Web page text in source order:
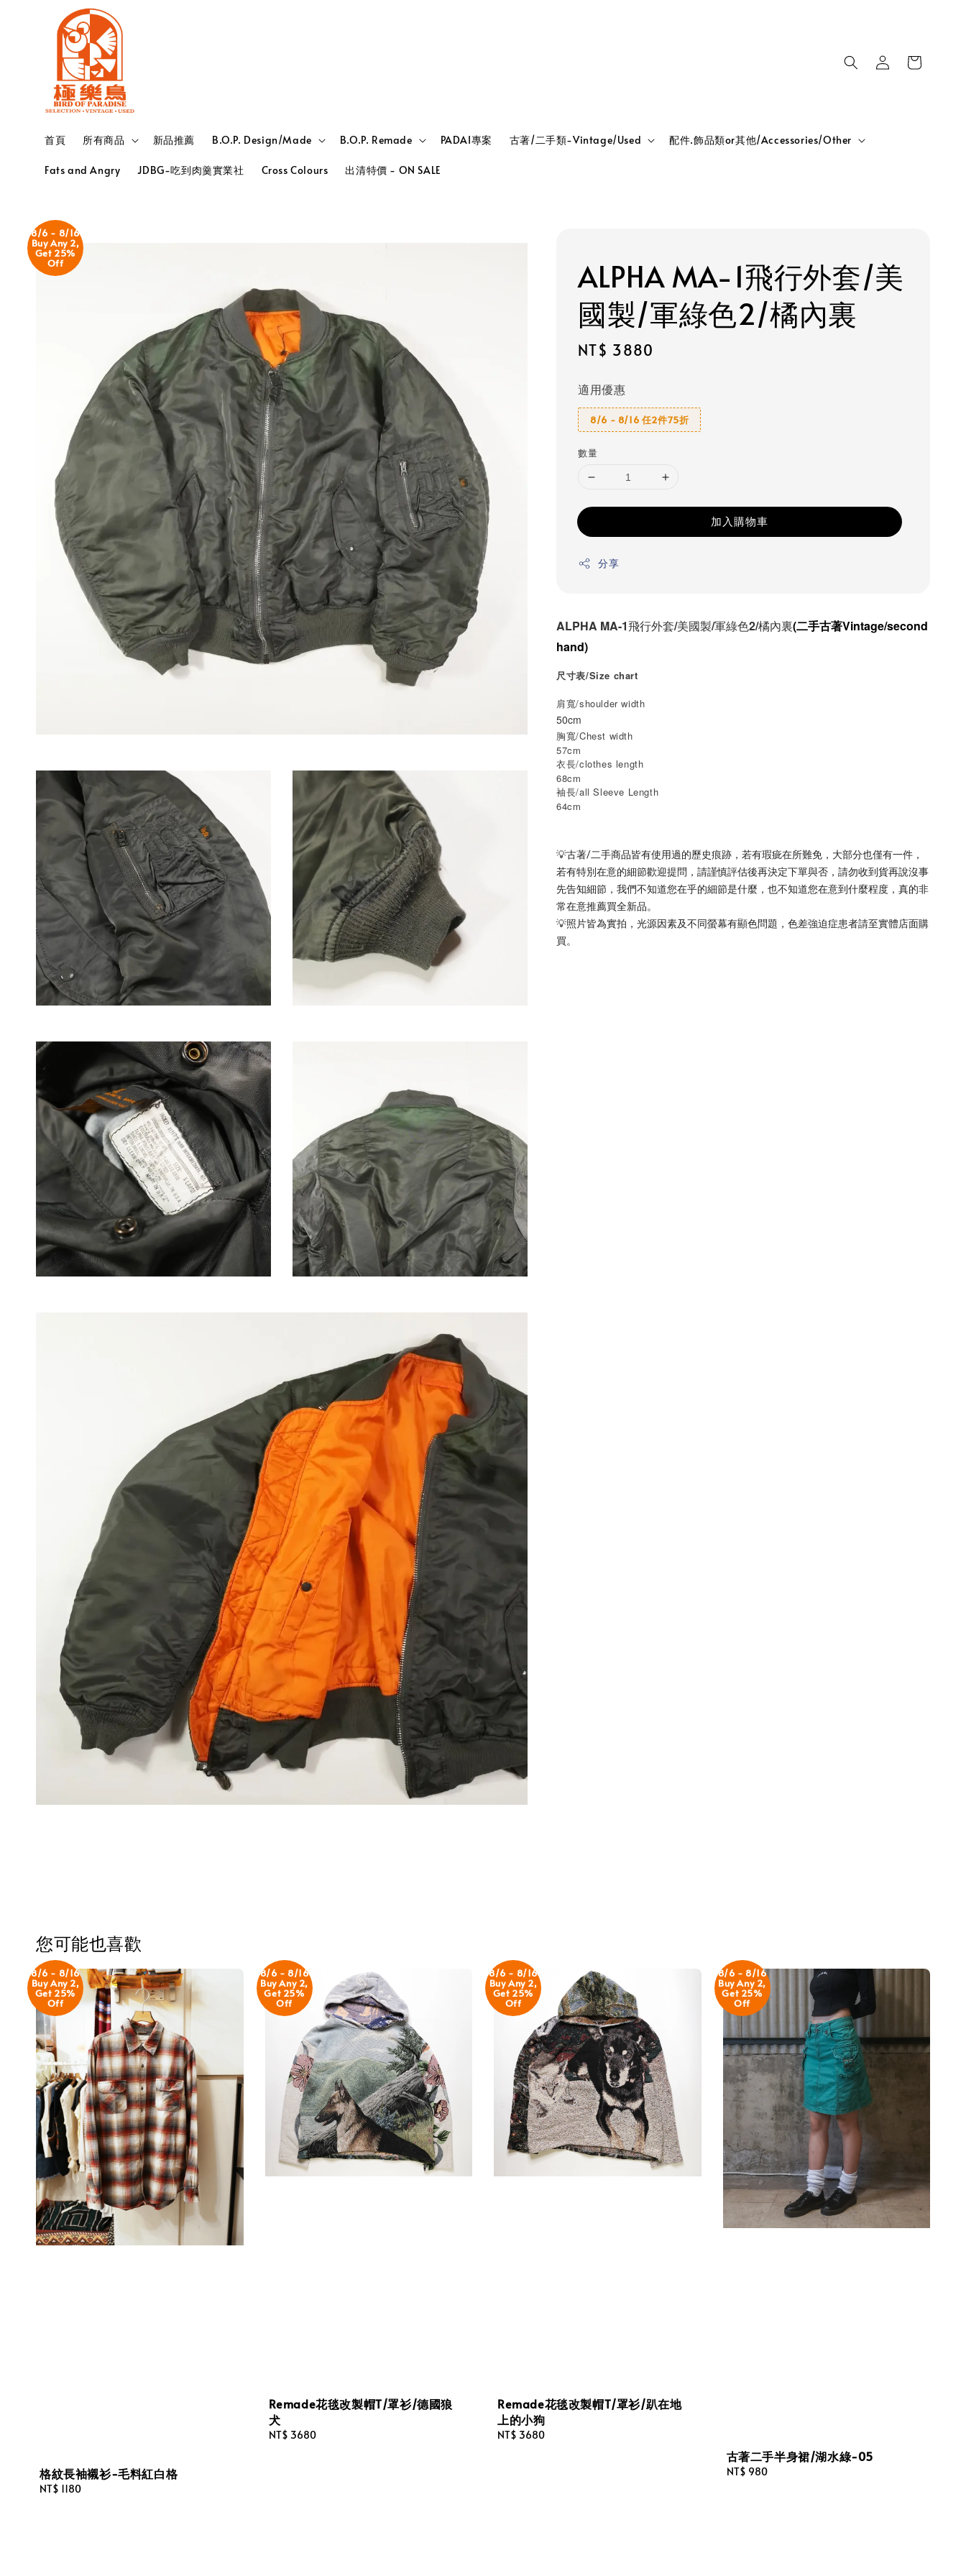
首頁 所有商品 新品推薦 B.O.P. Design/Made B.O.P. Remade PADAI專案 古著/二手類-Vintage/Used 配件.飾品類or其他/Accessories/Other
Fats and Angry JDBG-吃到肉羹實業社 Cross Colours 出清特價 - ON SALE
8/6 - 8/16
Buy Any 2,
Get 25%
Off
ALPHA MA-1飛行外套/美
國製/軍綠色2/橘內裏
Regular
NT$ 3880
適用優惠
8/6 - 8/16 任2件75折
數量
加入購物車
分享
ALPHA MA-1飛行外套/美國製/軍綠色2/橘內裏(二手古著Vintage/second
hand)
尺寸表/Size chart
肩寬/shoulder width
50cm
胸寬/Chest width
57cm
衣長/clothes length
68cm
袖長/all Sleeve Length
64cm
💡古著/二手商品皆有使用過的歷史痕跡，若有瑕疵在所難免，大部分也僅有一件，
若有特別在意的細節歡迎提問，請謹慎評估後再決定下單與否，請勿收到貨再說沒事
先告知細節，我們不知道您在乎的細節是什麼，也不知道您在意到什麼程度，真的非
常在意推薦買全新品。
💡照片皆為實拍，光源因素及不同螢幕有顯色問題，色差強迫症患者請至實體店面購
買。
您可能也喜歡
8/6 - 8/16
Buy Any 2,
Get 25%
Off
格紋長袖襯衫-毛料紅白格
Regular
NT$ 1180
8/6 - 8/16
Buy Any 2,
Get 25%
Off
Remade花毯改製帽T/罩衫/德國狼
犬
Regular
NT$ 3680
8/6 - 8/16
Buy Any 2,
Get 25%
Off
Remade花毯改製帽T/罩衫/趴在地
上的小狗
Regular
NT$ 3680
8/6 - 8/16
Buy Any 2,
Get 25%
Off
古著二手半身裙/湖水綠-05
Regular
NT$ 980